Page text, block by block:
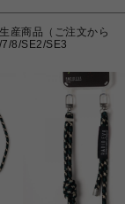
産商品（ご注文から
8/SE2/SE3